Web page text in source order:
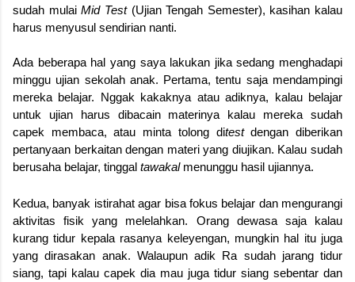
sudah mulaiMid Test(Ujian Tengah Semester), kasihan kalau
harus menyusul sendirian nanti.
Ada beberapa hal yang saya lakukan jika sedang menghadapi
minggu ujian sekolah anak. Pertama, tentu saja mendampingi
mereka belajar. Nggak kakaknya atau adiknya, kalau belajar
untuk ujian harus dibacain materinya kalau mereka sudah
capek membaca, atau minta tolong ditestdengan diberikan
pertanyaan berkaitan dengan materi yang diujikan. Kalau sudah
berusaha belajar, tinggal tawakal menunggu hasil ujiannya.
Kedua, banyak istirahat agar bisa fokus belajar dan mengurangi
aktivitas fisik yang melelahkan. Orang dewasa saja kalau
kurang tidur kepala rasanya keleyengan, mungkin hal itu juga
yang dirasakan anak. Walaupun adik Ra sudah jarang tidur
siang, tapi kalau capek dia mau juga tidur siang sebentar dan